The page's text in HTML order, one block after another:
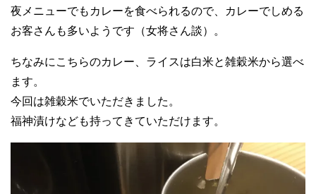
夜メニューでもカレーを食べられるので、カレーでしめる
お客さんも多いようです（女将さん談）。
ちなみにこちらのカレー、ライスは白米と雑穀米から選べ
ます。
今回は雑穀米でいただきました。
福神漬けなども持ってきていただけます。